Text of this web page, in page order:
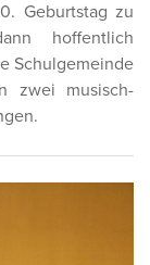
Geburtstag zu
hoffentlich
Schulgemeinde
zwei musisch-